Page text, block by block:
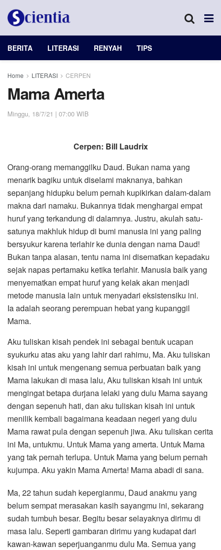
BERITA LITERASI RENYAH TIPS
Home LITERASI CERPEN
Mama Amerta
Minggu, 18/7/21 | 07:00 WIB
Cerpen: Bill Laudrix
Orang-orang memanggilku Daud. Bukan nama yang
menarik bagiku untuk diselami maknanya, bahkan
sepanjang hidupku belum pernah kupikirkan dalam-dalam
makna dari namaku. Bukannya tidak menghargai empat
huruf yang terkandung di dalamnya. Justru, akulah satu-
satunya makhluk hidup di bumi manusia ini yang paling
bersyukur karena terlahir ke dunia dengan nama Daud!
Bukan tanpa alasan, tentu nama ini disematkan kepadaku
sejak napas pertamaku ketika terlahir. Manusia baik yang
menyematkan empat huruf yang kelak akan menjadi
metode manusia lain untuk menyadari eksistensiku ini.
Ia adalah seorang perempuan hebat yang kupanggil
Mama.
Aku tuliskan kisah pendek ini sebagai bentuk ucapan
syukurku atas aku yang lahir dari rahimu, Ma. Aku tuliskan
kisah ini untuk mengenang semua perbuatan baik yang
Mama lakukan di masa lalu, Aku tuliskan kisah ini untuk
mengingat betapa durjana lelaki yang dulu Mama sayang
dengan sepenuh hati, dan aku tuliskan kisah ini untuk
menilik kembali bagaimana keadaan negeri yang dulu
Mama rawat pula dengan sepenuh jiwa. Aku tuliskan cerita
ini Ma, untukmu. Untuk Mama yang amerta. Untuk Mama
yang tak pernah terlupa. Untuk Mama yang belum pernah
kujumpa. Aku yakin Mama Amerta! Mama abadi di sana.
Ma, 22 tahun sudah kepergianmu, Daud anakmu yang
belum sempat merasakan kasih sayangmu ini, sekarang
sudah tumbuh besar. Begitu besar selayaknya dirimu di
masa lalu. Seperti gambaran dirimu yang kudapat dari
kawan-kawan seperjuanganmu dulu Ma. Semua yang